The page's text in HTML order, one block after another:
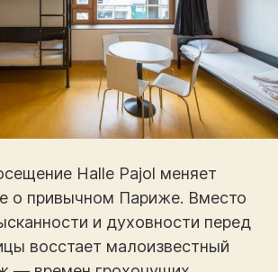
Halle Pajol меняет
о привычном Париже. Вместо
и духовности перед
восстает малоизвестный